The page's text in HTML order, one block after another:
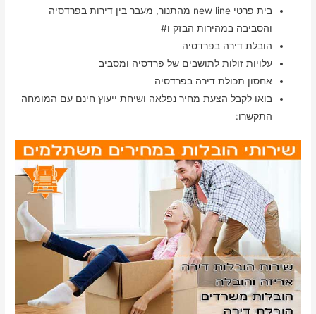
בית פרטי new line מהתנור, מעבר בין דירות בפרדסיה
והסביבה במהירות הבזק ו#
הובלת דירה בפרדסיה
עלויות זולות לתושבים של פרדסיה ומסביב
אחסון תכולת דירה בפרדסיה
בואו לקבל הצעת מחיר נפלאה ושיחת ייעוץ חינם עם המומחה
התקשרו: